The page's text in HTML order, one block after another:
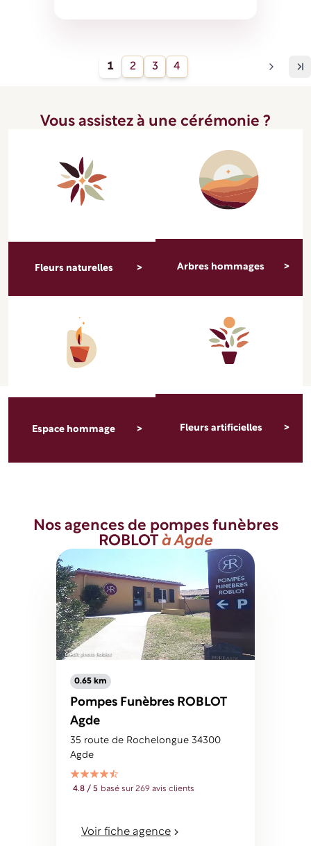
1 2 3 4
Vous assistez à une cérémonie ?
Fleurs naturelles Arbres hommages
Espace hommage Fleurs artificielles
Nos agences de pompes funèbres
ROBLOT à Agde
0.65 km
Pompes Funèbres ROBLOT
Agde
35 route de Rochelongue 34300
Agde
4.8 / 5 basé sur 269 avis clients
Voir fiche agence